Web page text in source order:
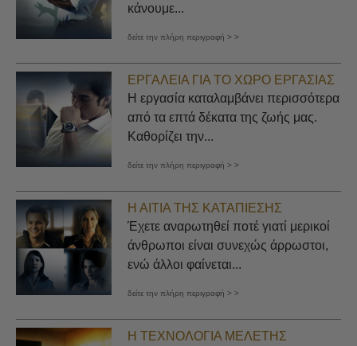
κάνουμε...
δείτε την πλήρη περιγραφή > >
ΕΡΓΑΛΕΊΑ ΓΙΑ ΤΟ ΧΏΡΟ ΕΡΓΑΣΊΑΣ
Η εργασία καταλαμβάνει περισσότερα
από τα επτά δέκατα της ζωής μας.
Καθορίζει την...
δείτε την πλήρη περιγραφή > >
Η ΑΙΤΊΑ ΤΗΣ ΚΑΤΑΠΊΕΣΗΣ
Έχετε αναρωτηθεί ποτέ γιατί μερικοί
άνθρωποι είναι συνεχώς άρρωστοι,
ενώ άλλοι φαίνεται...
δείτε την πλήρη περιγραφή > >
Η ΤΕΧΝΟΛΟΓΊΑ ΜΕΛΈΤΗΣ